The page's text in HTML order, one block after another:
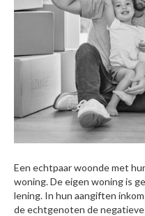
Een echtpaar woonde met
woning. De eigen woning is
lening. In hun aangiften
de echtgenoten de